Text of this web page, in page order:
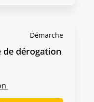
Démarche
de dérogation